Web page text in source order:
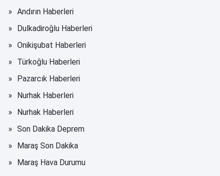
Andırın Haberleri
Dulkadiroğlu Haberleri
Onikişubat Haberleri
Türkoğlu Haberleri
Pazarcık Haberleri
Nurhak Haberleri
Nurhak Haberleri
Son Dakika Deprem
Maraş Son Dakika
Maraş Hava Durumu